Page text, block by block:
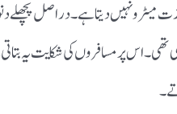
نہیں دیتا ہے۔ دراصل پچھلے
تھی۔ اس پر مسافروں کی شکایت یہ